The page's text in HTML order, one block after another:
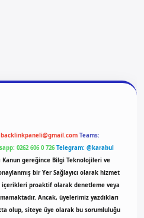
backlinkpaneli@gmail.com Teams:
0262 606 0 726 Telegram: @karabul
Kanun gereğince Bilgi Teknolojileri ve
bir Yer Sağlayıcı olarak hizmet
proaktif olarak denetleme veya
Ancak, üyelerimiz yazdıkları
olup, siteye üye olarak bu sorumluluğu